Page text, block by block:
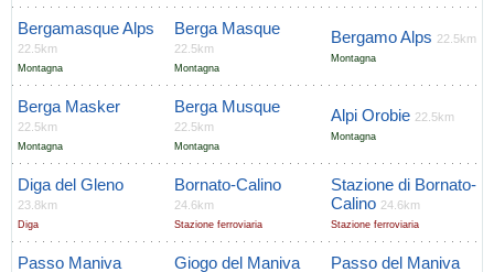
Bergamasque Alps
22.5km
Montagna
Berga Masque
22.5km
Montagna
Bergamo Alps 22.5km
Montagna
Berga Masker
22.5km
Montagna
Berga Musque
22.5km
Montagna
Alpi Orobie 22.5km
Montagna
Diga del Gleno
23.8km
Diga
Bornato-Calino
24.6km
Stazione ferroviaria
Stazione di Bornato-
Calino 24.6km
Stazione ferroviaria
Passo Maniva Giogo del Maniva Passo del Maniva